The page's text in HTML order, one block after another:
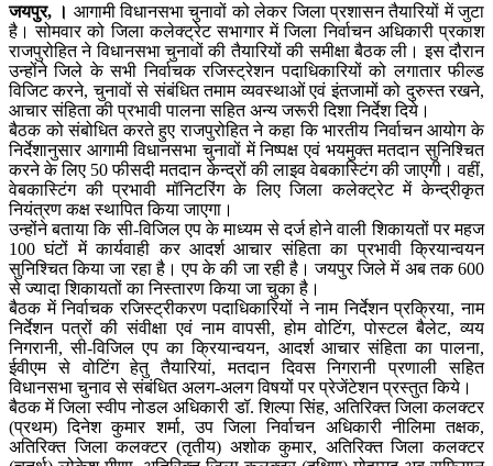
जयपुर, । आगामी विधानसभा चुनावों को लेकर जिला प्रशासन तैयारियों में जुटा
है। सोमवार को जिला कलेक्ट्रेट सभागार में जिला निर्वाचन अधिकारी प्रकाश
राजपुरोहित ने विधानसभा चुनावों की तैयारियों की समीक्षा बैठक ली। इस दौरान
उन्होंने जिले के सभी निर्वाचक रजिस्ट्रेशन पदाधिकारियों को लगातार फील्ड
विजिट करने, चुनावों से संबंधित तमाम व्यवस्थाओं एवं इंतजामों को दुरुस्त रखने,
आचार संहिता की प्रभावी पालना सहित अन्य जरूरी दिशा निर्देश दिये।
बैठक को संबोधित करते हुए राजपुरोहित ने कहा कि भारतीय निर्वाचन आयोग के
निर्देशानुसार आगामी विधानसभा चुनावों में निष्पक्ष एवं भयमुक्त मतदान सुनिश्चित
करने के लिए 50 फीसदी मतदान केन्द्रों की लाइव वेबकास्टिंग की जाएगी। वहीं,
वेबकास्टिंग की प्रभावी मॉनिटरिंग के लिए जिला कलेक्ट्रेट में केन्द्रीकृत
नियंत्रण कक्ष स्थापित किया जाएगा।
उन्होंने बताया कि सी-विजिल एप के माध्यम से दर्ज होने वाली शिकायतों पर महज
100 घंटों में कार्यवाही कर आदर्श आचार संहिता का प्रभावी क्रियान्वयन
सुनिश्चित किया जा रहा है। एप के की जा रही है। जयपुर जिले में अब तक 600
से ज्यादा शिकायतों का निस्तारण किया जा चुका है।
बैठक में निर्वाचक रजिस्ट्रीकरण पदाधिकारियों ने नाम निर्देशन प्रक्रिया, नाम
निर्देशन पत्रों की संवीक्षा एवं नाम वापसी, होम वोटिंग, पोस्टल बैलेट, व्यय
निगरानी, सी-विजिल एप का क्रियान्वयन, आदर्श आचार संहिता का पालना,
ईवीएम से वोटिंग हेतु तैयारियां, मतदान दिवस निगरानी प्रणाली सहित
विधानसभा चुनाव से संबंधित अलग-अलग विषयों पर प्रेजेंटेशन प्रस्तुत किये।
बैठक में जिला स्वीप नोडल अधिकारी डॉ. शिल्पा सिंह, अतिरिक्त जिला कलक्टर
(प्रथम) दिनेश कुमार शर्मा, उप जिला निर्वाचन अधिकारी नीलिमा तक्षक,
अतिरिक्त जिला कलक्टर (तृतीय) अशोक कुमार, अतिरिक्त जिला कलक्टर